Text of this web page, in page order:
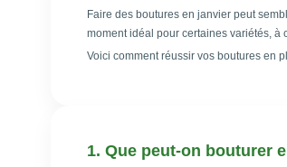
Faire des boutures en janvier peut
moment idéal pour certaines variétés,
Voici comment réussir vos boutures en
1. Que peut-on bouturer